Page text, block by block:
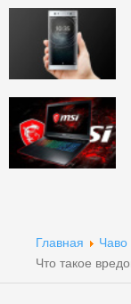
Главная
Чаво
Что такое